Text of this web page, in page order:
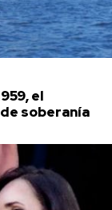
el
soberanía